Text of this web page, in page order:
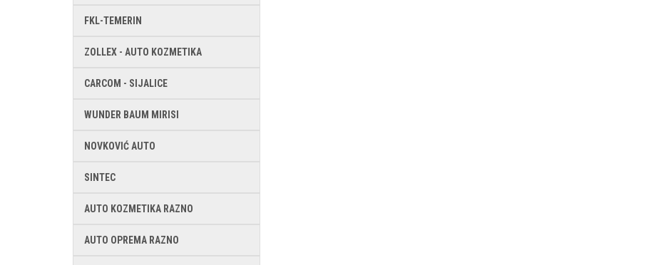
FKL-TEMERIN
ZOLLEX - AUTO KOZMETIKA
CARCOM - SIJALICE
WUNDER BAUM MIRISI
NOVKOVIĆ AUTO
SINTEC
AUTO KOZMETIKA RAZNO
AUTO OPREMA RAZNO